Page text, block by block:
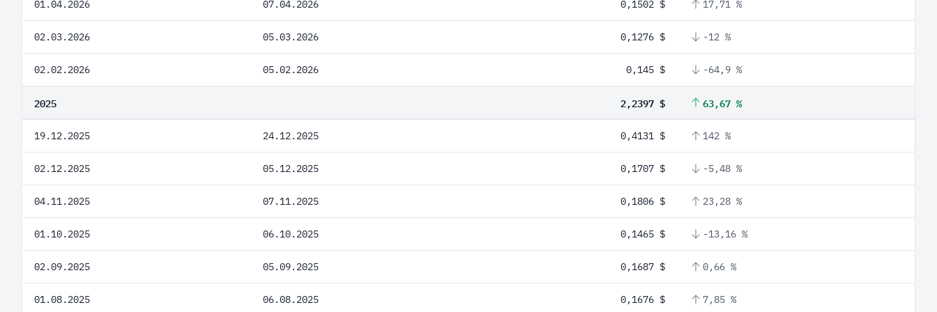
01.04.2026 07.04.2026 0,1502 $ 17,71 %
02.03.2026 05.03.2026 0,1276 $ -12 %
02.02.2026 05.02.2026 0,145 $ -64,9 %
2025 2,2397 $ 63,67 %
19.12.2025 24.12.2025 0,4131 $ 142 %
02.12.2025 05.12.2025 0,1707 $ -5,48 %
04.11.2025 07.11.2025 0,1806 $ 23,28 %
01.10.2025 06.10.2025 0,1465 $ -13,16 %
02.09.2025 05.09.2025 0,1687 $ 0,66 %
01.08.2025 06.08.2025 0,1676 $ 7,85 %